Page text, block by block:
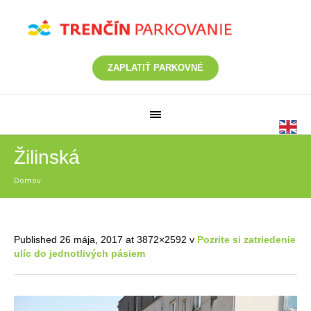
ZAPLATIŤ PARKOVNÉ
Žilinská
Domov
Published 26 mája, 2017 at 3872×2592 v Pozrite si zatriedenie
ulíc do jednotlivých pásiem